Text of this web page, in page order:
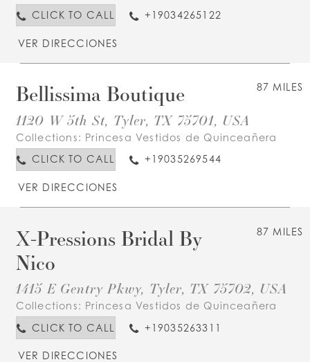
CLICK TO CALL
+19034265122
VER DIRECCIONES
87 MILES
Bellissima Boutique
1120 W 5th St, Tyler, TX 75701, USA
Collections: Princesa Vestidos de Quinceañera
CLICK TO CALL
+19035269544
VER DIRECCIONES
87 MILES
X-Pressions Bridal By
Nico
1415 E Gentry Pkwy, Tyler, TX 75702, USA
Collections: Princesa Vestidos de Quinceañera
CLICK TO CALL
+19035263311
VER DIRECCIONES